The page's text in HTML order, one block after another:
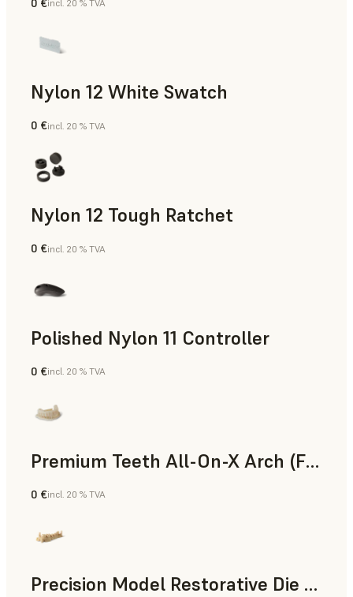
Poudre SLS
incl. 20 % TVA
Nylon 12 White Swatch
Poudre SLS
0 €incl. 20 % TVA
Nylon 12 Tough Ratchet
Poudre SLS
0 €incl. 20 % TVA
Polished Nylon 11 Controller
Poudre SLS
0 €incl. 20 % TVA
Premium Teeth All-On-X Arch (Form 4)
Dentaire
0 €incl. 20 % TVA
Precision Model Restorative Die Model